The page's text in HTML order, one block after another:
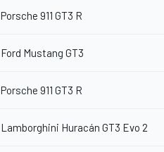
Porsche 911 GT3 R
Ford Mustang GT3
Porsche 911 GT3 R
Lamborghini Huracán GT3 Evo 2